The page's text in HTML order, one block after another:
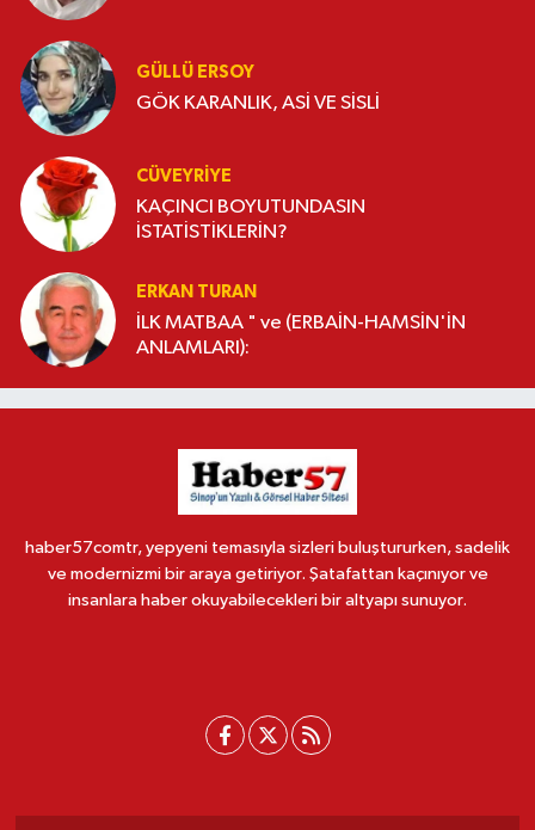
GÜLLÜ ERSOY
GÖK KARANLIK, ASİ VE SİSLİ
CÜVEYRIYE
KAÇINCI BOYUTUNDASIN
İSTATİSTİKLERİN?
ERKAN TURAN
İLK MATBAA " ve (ERBAİN-HAMSİN'İN
ANLAMLARI):
haber57comtr, yepyeni temasıyla sizleri buluştururken, sadelik
ve modernizmi bir araya getiriyor. Şatafattan kaçınıyor ve
insanlara haber okuyabilecekleri bir altyapı sunuyor.